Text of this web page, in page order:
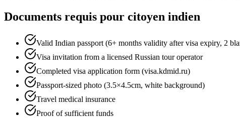
Documents requis pour citoyen indien
Valid Indian passport (6+ months validity after visa expiry, 2
Visa invitation from a licensed Russian tour operator
Completed visa application form (visa.kdmid.ru)
Passport-sized photo (3.5×4.5cm, white background)
Travel medical insurance
Proof of sufficient funds